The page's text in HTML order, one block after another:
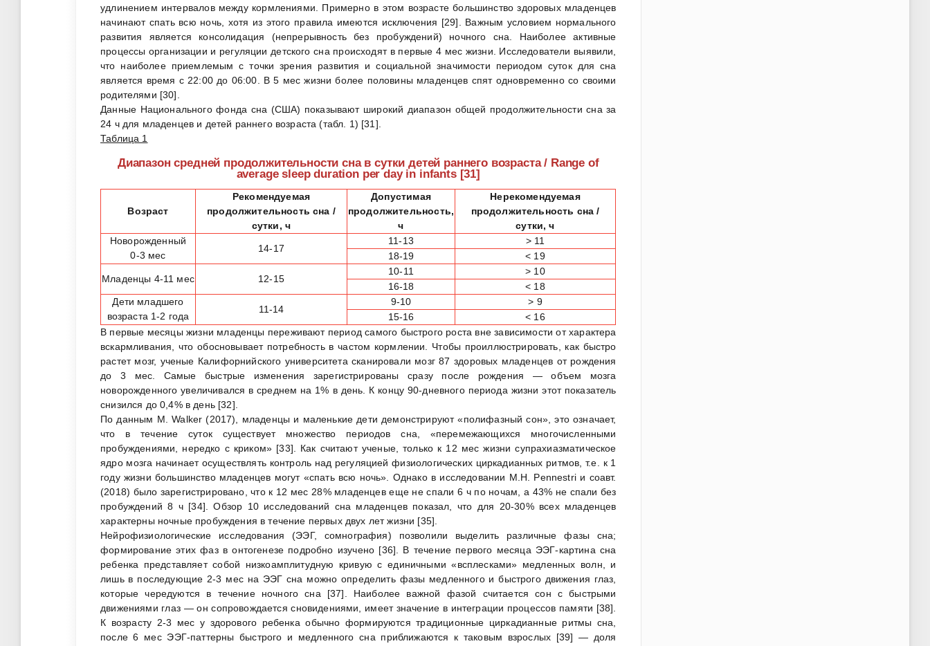
удлинением интервалов между кормлениями. Примерно в этом возрасте большинство здоровых младенцев
начинают спать всю ночь, хотя из этого правила имеются исключения [29]. Важным условием нормального
развития является консолидация (непрерывность без пробуждений) ночного сна. Наиболее активные
процессы организации и регуляции детского сна происходят в первые 4 мес жизни. Исследователи выявили,
что наиболее приемлемым с точки зрения развития и социальной значимости периодом суток для сна
является время с 22:00 до 06:00. В 5 мес жизни более половины младенцев спят одновременно со своими
родителями [30].
Данные Национального фонда сна (США) показывают широкий диапазон общей продолжительности сна за
24 ч для младенцев и детей раннего возраста (табл. 1) [31].
Таблица 1
Диапазон средней продолжительности сна в сутки детей раннего возраста / Range of
average sleep duration per day in infants [31]
Возраст
Рекомендуемая
продолжительность сна /
сутки, ч
Допустимая
продолжительность,
ч
Нерекомендуемая
продолжительность сна /
сутки, ч
Новорожденный
0-3 мес
14-17
11-13
> 11
18-19
< 19
Младенцы 4-11 мес 12-15
10-11
> 10
16-18
< 18
Дети младшего
возраста 1-2 года
11-14
9-10
> 9
15-16
< 16
В первые месяцы жизни младенцы переживают период самого быстрого роста вне зависимости от характера
вскармливания, что обосновывает потребность в частом кормлении. Чтобы проиллюстрировать, как быстро
растет мозг, ученые Калифорнийского университета сканировали мозг 87 здоровых младенцев от рождения
до 3 мес. Самые быстрые изменения зарегистрированы сразу после рождения — объем мозга
новорожденного увеличивался в среднем на 1% в день. К концу 90-дневного периода жизни этот показатель
снизился до 0,4% в день [32].
По данным M. Walker (2017), младенцы и маленькие дети демонстрируют «полифазный сон», это означает,
что в течение суток существует множество периодов сна, «перемежающихся многочисленными
пробуждениями, нередко с криком» [33]. Как считают ученые, только к 12 мес жизни супрахиазматическое
ядро мозга начинает осуществлять контроль над регуляцией физиологических циркадианных ритмов, т.е. к 1
году жизни большинство младенцев могут «спать всю ночь». Однако в исследовании M.H. Pennestri и соавт.
(2018) было зарегистрировано, что к 12 мес 28% младенцев еще не спали 6 ч по ночам, а 43% не спали без
пробуждений 8 ч [34]. Обзор 10 исследований сна младенцев показал, что для 20-30% всех младенцев
характерны ночные пробуждения в течение первых двух лет жизни [35].
Нейрофизиологические исследования (ЭЭГ, сомнография) позволили выделить различные фазы сна;
формирование этих фаз в онтогенезе подробно изучено [36]. В течение первого месяца ЭЭГ-картина сна
ребенка представляет собой низкоамплитудную кривую с единичными «всплесками» медленных волн, и
лишь в последующие 2-3 мес на ЭЭГ сна можно определить фазы медленного и быстрого движения глаз,
которые чередуются в течение ночного сна [37]. Наиболее важной фазой считается сон с быстрыми
движениями глаз — он сопровождается сновидениями, имеет значение в интеграции процессов памяти [38].
К возрасту 2-3 мес у здорового ребенка обычно формируются традиционные циркадианные ритмы сна,
после 6 мес ЭЭГ-паттерны быстрого и медленного сна приближаются к таковым взрослых [39] — доля